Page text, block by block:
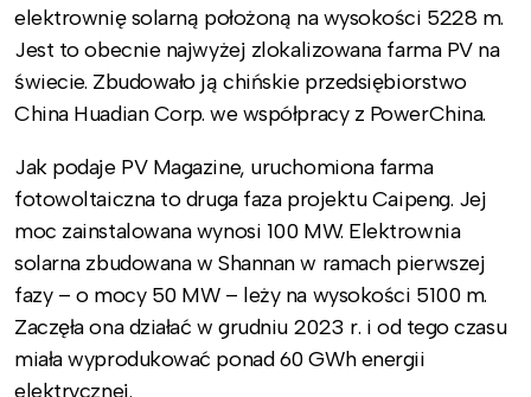
elektrownię solarną położoną na wysokości 5228 m.
Jest to obecnie najwyżej zlokalizowana farma PV na
świecie. Zbudowało ją chińskie przedsiębiorstwo
China Huadian Corp. we współpracy z PowerChina.
Jak podaje PV Magazine, uruchomiona farma
fotowoltaiczna to druga faza projektu Caipeng. Jej
moc zainstalowana wynosi 100 MW. Elektrownia
solarna zbudowana w Shannan w ramach pierwszej
fazy – o mocy 50 MW – leży na wysokości 5100 m.
Zaczęła ona działać w grudniu 2023 r. i od tego czasu
miała wyprodukować ponad 60 GWh energii
elektrycznej.